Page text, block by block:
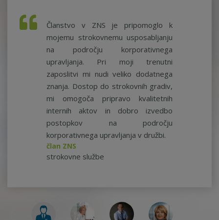
Članstvo v ZNS je pripomoglo k
mojemu strokovnemu usposabljanju
na področju korporativnega
upravljanja. Pri moji trenutni
zaposlitvi mi nudi veliko dodatnega
znanja. Dostop do strokovnih gradiv,
mi omogoča pripravo kvalitetnih
internih aktov in dobro izvedbo
postopkov na področju
korporativnega upravljanja v družbi.
član ZNS
strokovne službe